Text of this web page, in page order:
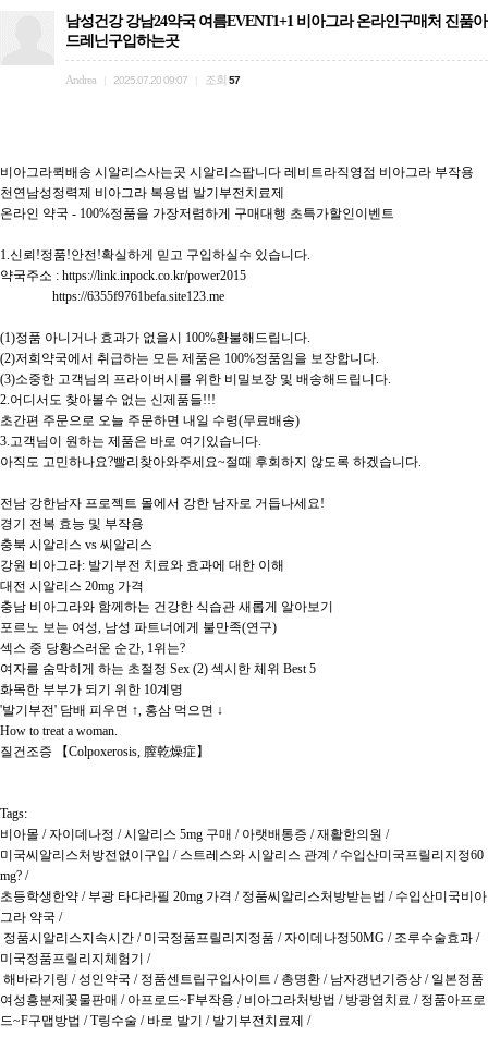
남성건강 강남24약국 여름EVENT1+1 비아그라 온라인구매처 진품아
드레닌구입하는곳
Andrea 2025.07.20 09:07 조회 57
비아그라퀵배송 시알리스사는곳 시알리스팝니다 레비트라직영점 비아그라 부작용
천연남성정력제 비아그라 복용법 발기부전치료제
온라인 약국 - 100%정품을 가장저렴하게 구매대행 초특가할인이벤트
1.신뢰!정품!안전!확실하게 믿고 구입하실수 있습니다.
약국주소 : https://link.inpock.co.kr/power2015
(1)정품 아니거나 효과가 없을시 100%환불해드립니다.
(2)저희약국에서 취급하는 모든 제품은 100%정품임을 보장합니다.
(3)소중한 고객님의 프라이버시를 위한 비밀보장 및 배송해드립니다.
2.어디서도 찾아볼수 없는 신제품들!!!
초간편 주문으로 오늘 주문하면 내일 수령(무료배송)
3.고객님이 원하는 제품은 바로 여기있습니다.
아직도 고민하나요?빨리찾아와주세요~절때 후회하지 않도록 하겠습니다.
전남 강한남자 프로젝트 몰에서 강한 남자로 거듭나세요!
경기 전복 효능 및 부작용
충북 시알리스 vs 씨알리스
강원 비아그라: 발기부전 치료와 효과에 대한 이해
대전 시알리스 20mg 가격
충남 비아그라와 함께하는 건강한 식습관 새롭게 알아보기
포르노 보는 여성, 남성 파트너에게 불만족(연구)
섹스 중 당황스러운 순간, 1위는?
여자를 숨막히게 하는 초절정 Sex (2) 섹시한 체위 Best 5
화목한 부부가 되기 위한 10계명
'발기부전' 담배 피우면 ↑, 홍삼 먹으면 ↓
How to treat a woman.
질건조증 【Colpoxerosis, 膣乾燥症】
Tags:
비아몰 / 자이데나정 / 시알리스 5mg 구매 / 아랫배통증 / 재활한의원 /
미국씨­알리스처방전없이구입 / 스트레스와 시알리스 관계 / 수입산미국프­릴리지정60
mg? /
초등학생한약 / 부광 타다라필 20mg 가격 / 정품씨­알리스처방받는법 / 수입산미국비아
그라 약국 /
미국정품프­릴리지체험기 /
여성흥분제꽃물판매 / 아프로드~F부작용 / 비아그­라처방법 / 방광염치료 / 정품아프로
드~F구맵방법 / T링수술 / 바로 발기 / 발기부전치료제 /